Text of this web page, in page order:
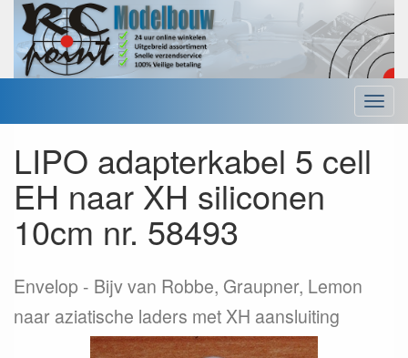
Menu
LIPO adapterkabel 5 cell
EH naar XH siliconen
10cm nr. 58493
Envelop
Bijv van Robbe, Graupner, Lemon
naar aziatische laders met XH aansluiting